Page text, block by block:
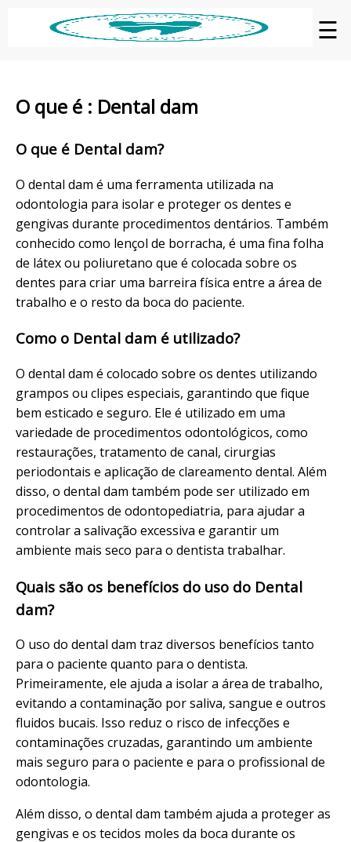
☰
O que é : Dental dam
O que é Dental dam?
O dental dam é uma ferramenta utilizada na
odontologia para isolar e proteger os dentes e
gengivas durante procedimentos dentários. Também
conhecido como lençol de borracha, é uma fina folha
de látex ou poliuretano que é colocada sobre os
dentes para criar uma barreira física entre a área de
trabalho e o resto da boca do paciente.
Como o Dental dam é utilizado?
O dental dam é colocado sobre os dentes utilizando
grampos ou clipes especiais, garantindo que fique
bem esticado e seguro. Ele é utilizado em uma
variedade de procedimentos odontológicos, como
restaurações, tratamento de canal, cirurgias
periodontais e aplicação de clareamento dental. Além
disso, o dental dam também pode ser utilizado em
procedimentos de odontopediatria, para ajudar a
controlar a salivação excessiva e garantir um
ambiente mais seco para o dentista trabalhar.
Quais são os benefícios do uso do Dental
dam?
O uso do dental dam traz diversos benefícios tanto
para o paciente quanto para o dentista.
Primeiramente, ele ajuda a isolar a área de trabalho,
evitando a contaminação por saliva, sangue e outros
fluidos bucais. Isso reduz o risco de infecções e
contaminações cruzadas, garantindo um ambiente
mais seguro para o paciente e para o profissional de
odontologia.
Além disso, o dental dam também ajuda a proteger as
gengivas e os tecidos moles da boca durante os